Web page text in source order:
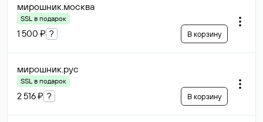
мирошник.москва
SSL в подарок
1 500 ₽ ? В корзину
мирошник.рус
SSL в подарок
2 516 ₽ ? В корзину